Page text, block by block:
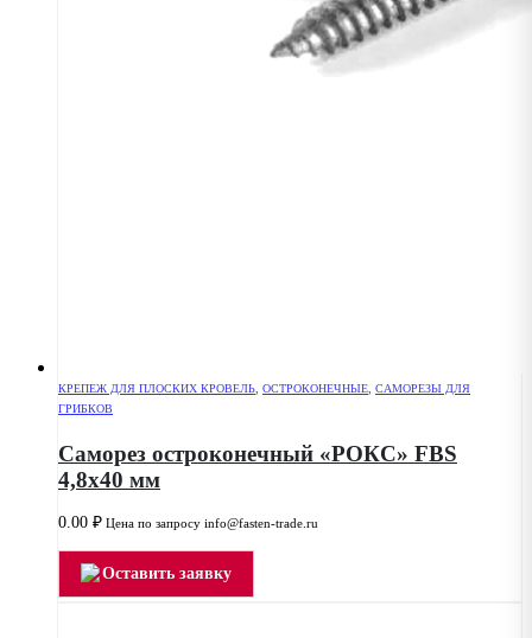
КРЕПЕЖ ДЛЯ ПЛОСКИХ КРОВЕЛЬ ОСТРОКОНЕЧНЫЕ САМОРЕЗЫ ДЛЯ
ГРИБКОВ
Саморез остроконечный «РОКС» FBS
4,8х40 мм
0.00 ₽ Цена по запросу info@fasten-trade.ru
Оставить заявку